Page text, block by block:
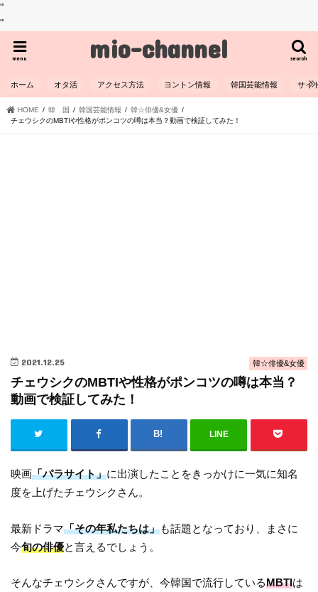
"
"
mio-channel search
menu
ホーム オタ活 アクセス方法 ヨントン情報 韓国芸能情報 サイ
HOME 韓 国 韓国芸能情報
韓☆俳優&女優
チェウシクのMBTIや性格がポンコツの噂は本当？動画で検証してみた！
韓☆俳優&女優
2021.12.25
チェウシクのMBTIや性格がポンコツの噂は本当？
動画で検証してみた！
LINE
映画「パラサイト」に出演したことをきっかけに一気に知名
度を上げたチェウシクさん。
最新ドラマ「その年私たちは」も話題となっており、まさに
今旬の俳優と言えるでしょう。
そんなチェウシクさんですが、今韓国で流行しているMBTIは